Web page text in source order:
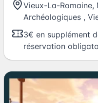
Vieux-La-Romaine,
Archéologiques ,
3€ en supplément
réservation